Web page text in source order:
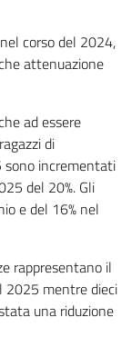
corso del 2024,
attenuazione
ad essere
di
sono incrementati
del 20%. Gli
e del 16% nel
rappresentano il
2025 mentre dieci
una riduzione